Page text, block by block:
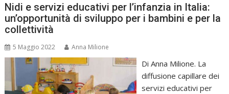
Nidi e servizi educativi per l’infanzia in Italia:
un’opportunità di sviluppo per i bambini e per la
collettività
5 Maggio 2022 Anna Milione
Di Anna Milione. La
diffusione capillare dei
servizi educativi per